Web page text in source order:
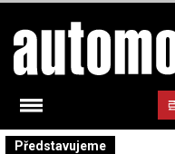
Představujeme